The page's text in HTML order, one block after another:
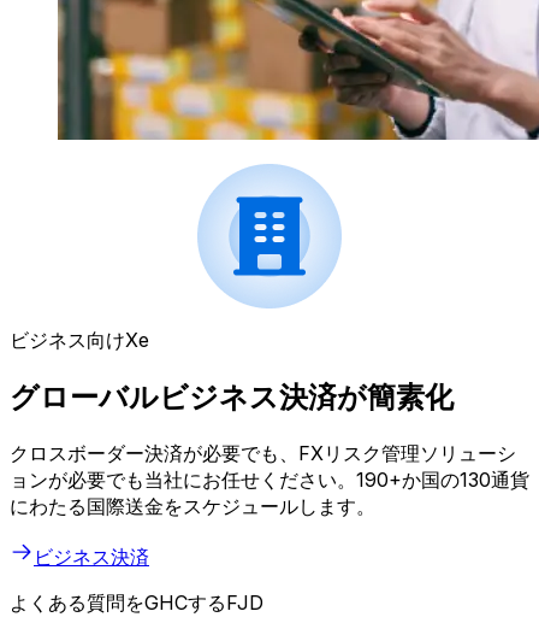
ビジネス向けXe
グローバルビジネス決済が簡素化
クロスボーダー決済が必要でも、FXリスク管理ソリューシ
ョンが必要でも当社にお任せください。190+か国の130通貨
にわたる国際送金をスケジュールします。
ビジネス決済
よくある質問をGHCするFJD